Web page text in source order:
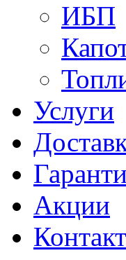
ИБП
Услуги
Акции